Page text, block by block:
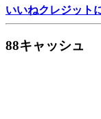
いいねクレジット
88キャッシュ